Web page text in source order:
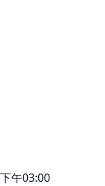
午03:00